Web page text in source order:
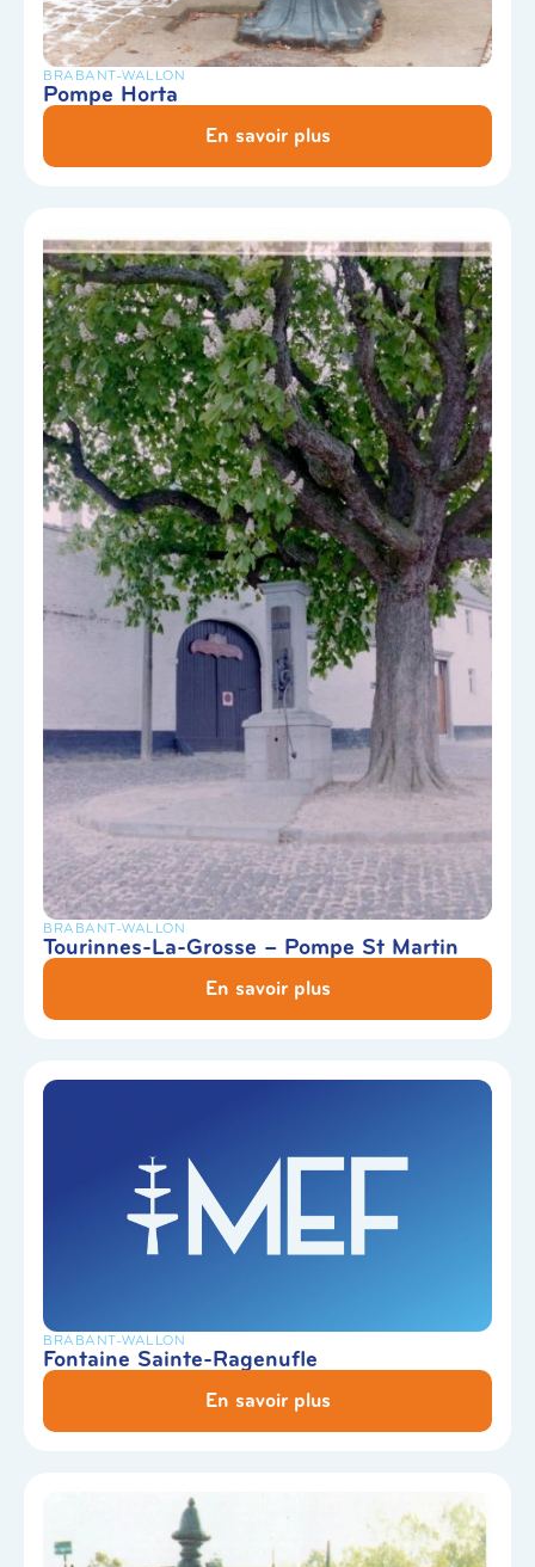
BRABANT-WALLON
Pompe Horta
En savoir plus
BRABANT-WALLON
Tourinnes-La-Grosse – Pompe St Martin
En savoir plus
BRABANT-WALLON
Fontaine Sainte-Ragenufle
En savoir plus